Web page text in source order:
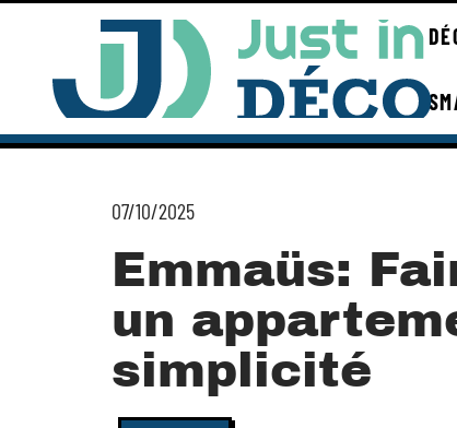
07/10/2025
Emmaüs:
un
simplicité